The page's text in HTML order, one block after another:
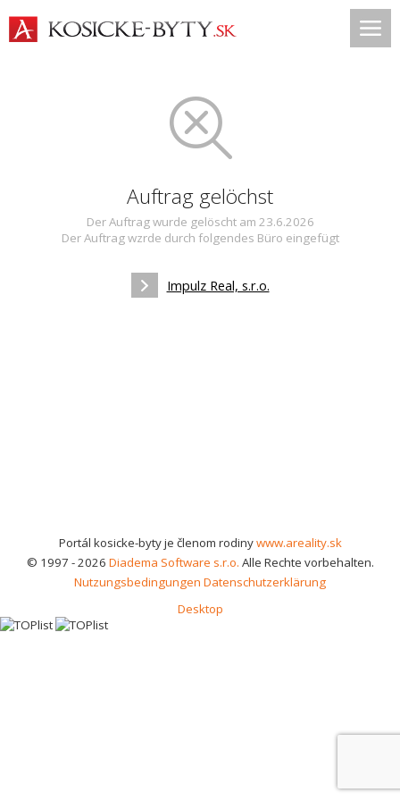
Auftrag gelöchst
Der Auftrag wurde gelöscht am 23.6.2026
Der Auftrag wzrde durch folgendes Büro eingefügt
Impulz Real, s.r.o.
Portál kosicke-byty je členom rodinywww.areality.sk
© 1997 - 2026 Diadema Software s.r.o. Alle Rechte vorbehalten.
Nutzungsbedingungen Datenschutzerklärung
Desktop